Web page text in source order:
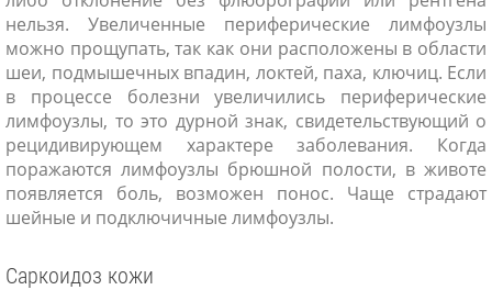
нельзя. Увеличенные периферические лимфоузлы
можно прощупать, так как они расположены в области
шеи, подмышечных впадин, локтей, паха, ключиц. Если
в процессе болезни увеличились периферические
лимфоузлы, то это дурной знак, свидетельствующий о
рецидивирующем характере заболевания. Когда
поражаются лимфоузлы брюшной полости, в животе
появляется боль, возможен понос. Чаще страдают
шейные и подключичные лимфоузлы.
Саркоидоз кожи